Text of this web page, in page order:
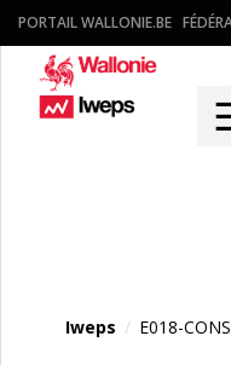
PORTAIL WALLONIE.BE
Iweps / E018-